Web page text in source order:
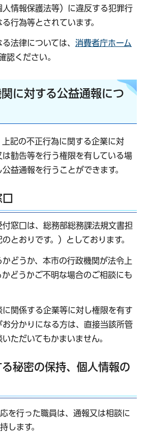
情報保護法等）に違反する犯罪行
行為等とされています。
法律については、 消費者庁ホーム
トへリンク）
インドウで開きます）
認ください。
に対する公益通報につ
記の不正行為に関する企業に対
は勧告等を行う権限を有している場
益通報を行うことができます。
窓口は、総務部総務課法規文書担
とおりです。）としております。
どうか、本市の行政機関が法令上
どうかご不明な場合のご相談にも
関係する企業等に対し権限を有す
分かりになる方は、直接当該所管
ただいてもかまいません。
秘密の保持、個人情報の
を行った職員は、通報又は相談に
します。